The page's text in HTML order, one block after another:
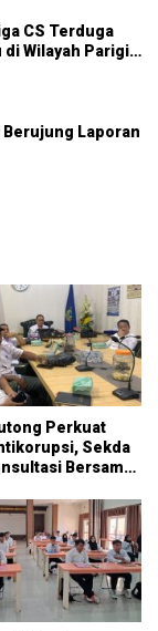
CS Terduga
Wilayah Parigi
Laporan
Perkuat
Sekda
Bersama